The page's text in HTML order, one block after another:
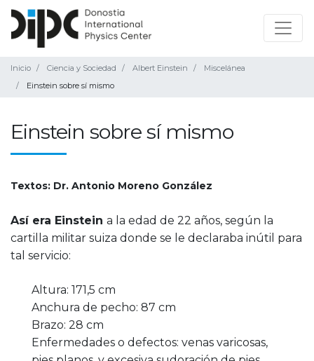
Inicio Ciencia y Sociedad Albert Einstein
Miscelánea
Einstein sobre sí mismo
Einstein sobre sí mismo
Textos: Dr. Antonio Moreno González
Así era Einstein a la edad de 22 años, según la
cartilla militar suiza donde se le declaraba inútil para
tal servicio:
Altura: 171,5 cm
Anchura de pecho: 87 cm
Brazo: 28 cm
Enfermedades o defectos: venas varicosas,